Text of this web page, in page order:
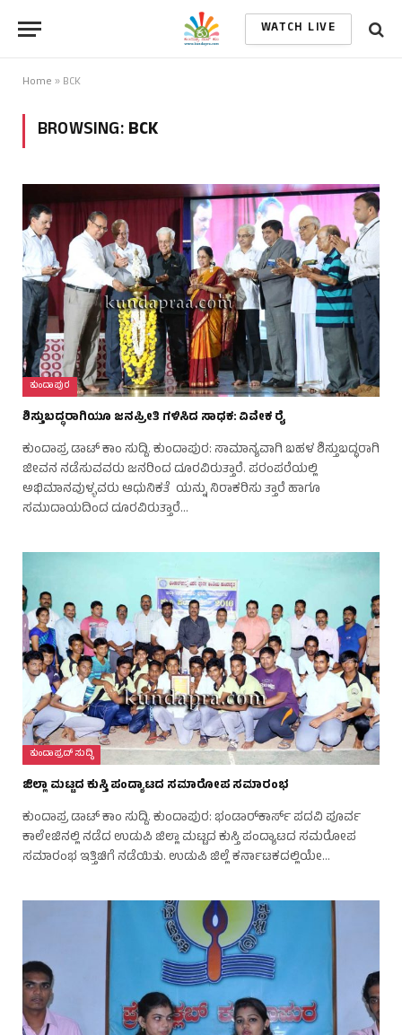
WATCH LIVE
Home » BCK
BROWSING:BCK
ಕುಂದಾಪುರ
ಶಿಸ್ತುಬದ್ಧರಾಗಿಯೂ ಜನಪ್ರೀತಿ ಗಳಿಸಿದ ಸಾಧಕ: ವಿವೇಕ ರೈ
ಕುಂದಾಪ್ರ ಡಾಟ್ ಕಾಂ ಸುದ್ದಿ. ಕುಂದಾಪುರ: ಸಾಮಾನ್ಯವಾಗಿ ಬಹಳ ಶಿಸ್ತುಬದ್ಧರಾಗಿ
ಜೀವನ ನಡೆಸುವವರು ಜನರಿಂದ ದೂರವಿರುತ್ತಾರೆ. ಪರಂಪರೆಯಲ್ಲಿ
ಅಭಿಮಾನವುಳ್ಳವರು ಆಧುನಿಕತೆ ಯನ್ನು ನಿರಾಕರಿಸು ತ್ತಾರೆ ಹಾಗೂ
ಸಮುದಾಯದಿಂದ ದೂರವಿರುತ್ತಾರೆ…
ಕುಂದಾಪ್ರದ್ ಸುದ್ಧಿ
ಜಿಲ್ಲಾ ಮಟ್ಟದ ಕುಸ್ತಿ ಪಂದ್ಯಾಟದ ಸಮಾರೋಪ ಸಮಾರಂಭ
ಕುಂದಾಪ್ರ ಡಾಟ್ ಕಾಂ ಸುದ್ದಿ. ಕುಂದಾಪುರ: ಭಂಡಾರ್‌ಕಾರ್ಸ್ ಪದವಿ ಪೂರ್ವ
ಕಾಲೇಜಿನಲ್ಲಿ ನಡೆದ ಉಡುಪಿ ಜಿಲ್ಲಾ ಮಟ್ಟದ ಕುಸ್ತಿ ಪಂದ್ಯಾಟದ ಸಮರೋಪ
ಸಮಾರಂಭ ಇತ್ತಿಚಿಗೆ ನಡೆಯಿತು. ಉಡುಪಿ ಜಿಲ್ಲೆ ಕರ್ನಾಟಕದಲ್ಲಿಯೇ…